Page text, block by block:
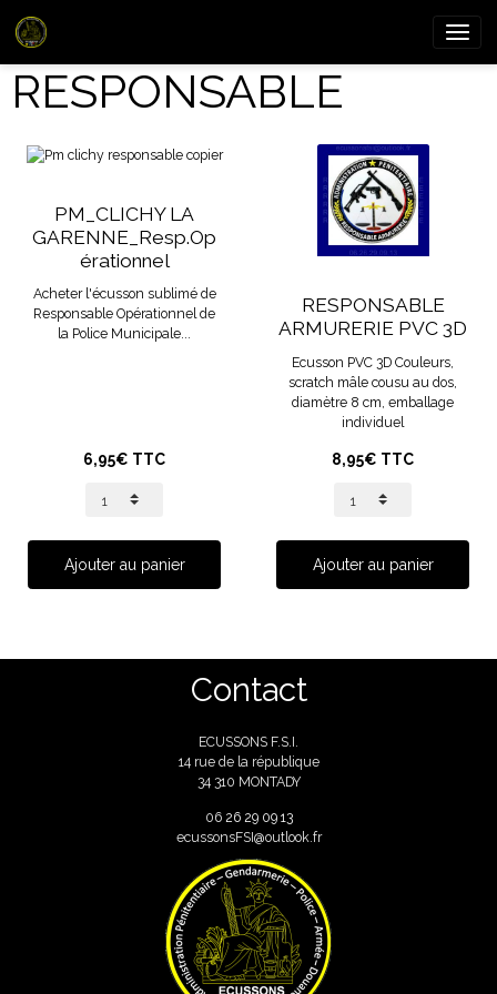
RESPONSABLE
PM_CLICHY LA
GARENNE_Resp.Op
érationnel
Acheter l'écusson sublimé de
Responsable Opérationnel de
la Police Municipale...
6,95€ TTC
Ajouter au panier
RESPONSABLE
ARMURERIE PVC 3D
Ecusson PVC 3D Couleurs,
scratch mâle cousu au dos,
diamètre 8 cm, emballage
individuel
8,95€ TTC
Ajouter au panier
Contact
ECUSSONS F.S.I.
14 rue de la république
34 310 MONTADY
06 26 29 09 13
ecussonsFSI@outlook.fr